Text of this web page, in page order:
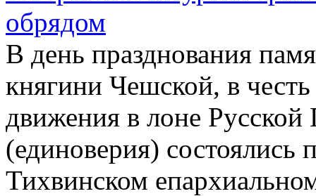
обрядом
В день празднования
княгини Чешской, в
движения в лоне
(единоверия) состоялись
Тихвинском